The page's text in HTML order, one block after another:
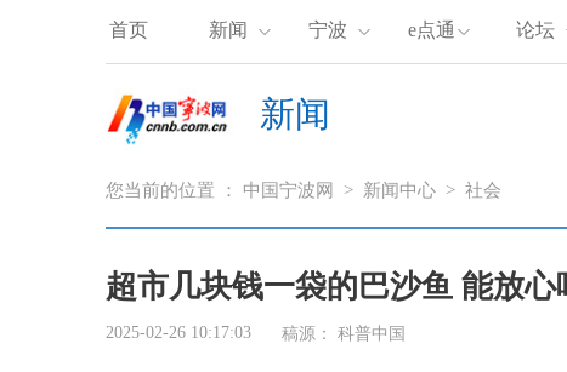
首页 新闻 宁波 e点通 论坛
新闻
您当前的位置 ： 中国宁波网 > 新闻中心 > 社会
超市几块钱一袋的巴沙鱼 能放心
2025-02-26 10:17:03 稿源： 科普中国